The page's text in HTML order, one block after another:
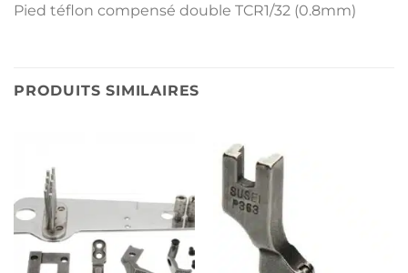
Pied téflon compensé double TCR1/32 (0.8mm)
PRODUITS SIMILAIRES